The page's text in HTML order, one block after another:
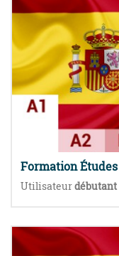
Formation
Utilisateurdébutant